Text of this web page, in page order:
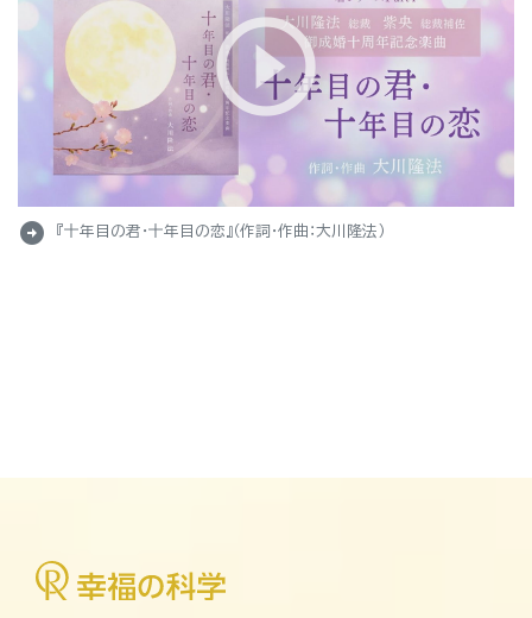
arrow_circle_right 『十年目の君・十年目の恋』（作詞・作曲：大川隆法）